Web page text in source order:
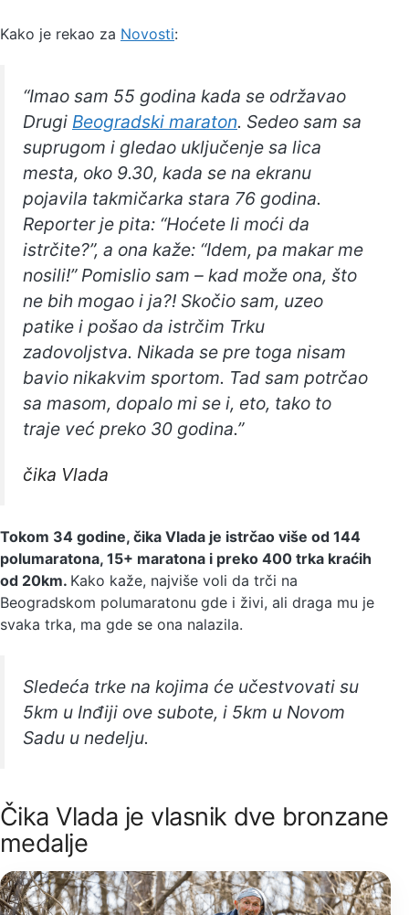
Kako je rekao za Novosti:
“Imao sam 55 godina kada se održavao
Drugi Beogradski maraton. Sedeo sam sa
suprugom i gledao uključenje sa lica
mesta, oko 9.30, kada se na ekranu
pojavila takmičarka stara 76 godina.
Reporter je pita: “Hoćete li moći da
istrčite?”, a ona kaže: “Idem, pa makar me
nosili!” Pomislio sam – kad može ona, što
ne bih mogao i ja?! Skočio sam, uzeo
patike i pošao da istrčim Trku
zadovoljstva. Nikada se pre toga nisam
bavio nikakvim sportom. Tad sam potrčao
sa masom, dopalo mi se i, eto, tako to
traje već preko 30 godina.”
čika Vlada
Tokom 34 godine, čika Vlada je istrčao više od 144
polumaratona, 15+ maratona i preko 400 trka kraćih
od 20km. Kako kaže, najviše voli da trči na
Beogradskom polumaratonu gde i živi, ali draga mu je
svaka trka, ma gde se ona nalazila.
Sledeća trke na kojima će učestvovati su
5km u Inđiji ove subote, i 5km u Novom
Sadu u nedelju.
Čika Vlada je vlasnik dve bronzane
medalje